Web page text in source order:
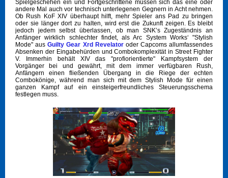
Spielgeschehen ein und Fortgeschrittene müssen sich das eine oder
andere Mal auch vor technisch unterlegenen Gegnern in Acht nehmen.
Ob Rush KoF XIV überhaupt hilft, mehr Spieler ans Pad zu bringen
oder sie länger dort zu halten, wird erst die Zukunft zeigen. Es bleibt
jedoch jedem selbst überlassen, ob man SNK’s Zugeständnis an
Anfänger wirklich schlechter findet, als Arc System Works‘ "Stylish
Mode" ausGuilty Gear Xrd Revelatoroder Capcoms allumfassendes
Absenken der Eingabehürden und Combokomplexität in Street Fighter
V. Immerhin behält XIV das "profiorientierte" Kampfsystem der
Vorgänger bei und gewährt, mit dem immer verfügbaren Rush,
Anfängern einen fließenden Übergang in die Riege der echten
Combokönige, während man sich mit dem Stylish Mode für einen
ganzen Kampf auf ein einsteigerfreundliches Steuerungsschema
festlegen muss.